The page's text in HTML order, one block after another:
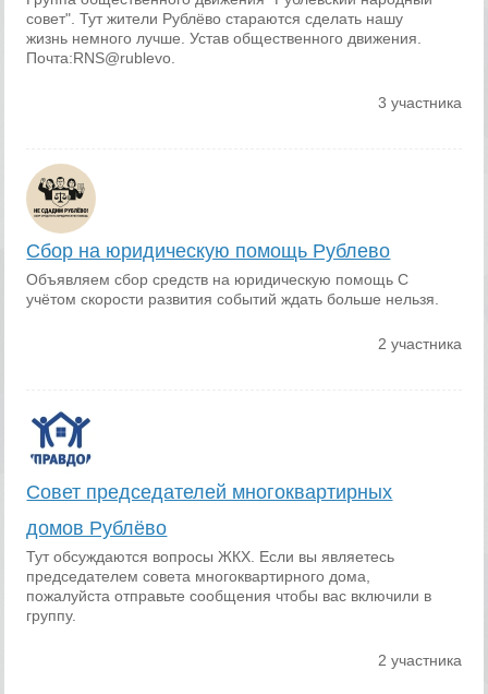
совет". Тут жители Рублёво стараются сделать нашу
жизнь немного лучше. Устав общественного движения.
Почта:RNS@rublevo.
3 участника
Сбор на юридическую помощь Рублево
Объявляем сбор средств на юридическую помощь С
учётом скорости развития событий ждать больше нельзя.
2 участника
Совет председателей многоквартирных
домов Рублёво
Тут обсуждаются вопросы ЖКХ. Если вы являетесь
председателем совета многоквартирного дома,
пожалуйста отправьте сообщения чтобы вас включили в
группу.
2 участника